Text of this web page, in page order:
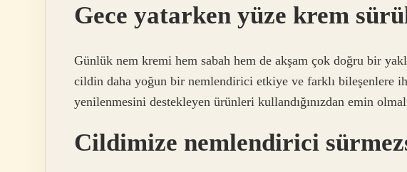
Gece yatarken yüze krem
Günlük nem kremi hem sabah hem de akşam çok doğru bir
cildin daha yoğun bir nemlendirici etkiye ve farklı bileşenlere
yenilenmesini destekleyen ürünleri kullandığınızdan emin
Cildimize nemlendirici